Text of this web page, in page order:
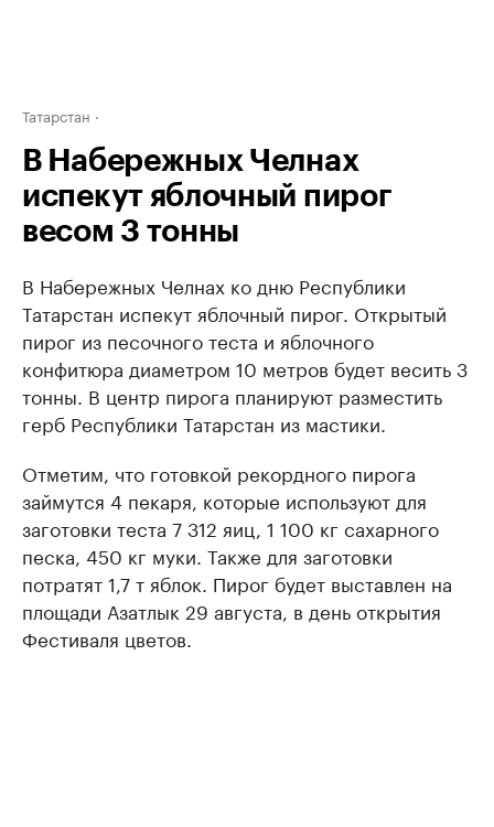
Татарстан
В Набережных Челнах
испекут яблочный пирог
весом 3 тонны
В Набережных Челнах ко дню Республики
Татарстан испекут яблочный пирог. Открытый
пирог из песочного теста и яблочного
конфитюра диаметром 10 метров будет весить 3
тонны. В центр пирога планируют разместить
герб Республики Татарстан из мастики.
Отметим, что готовкой рекордного пирога
займутся 4 пекаря, которые используют для
заготовки теста 7 312 яиц, 1 100 кг сахарного
песка, 450 кг муки. Также для заготовки
потратят 1,7 т яблок. Пирог будет выставлен на
площади Азатлык 29 августа, в день открытия
Фестиваля цветов.